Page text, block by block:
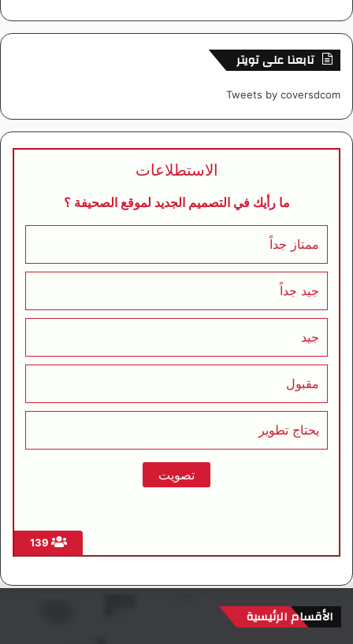
تابعنا على تويتر
Tweets by coversdcom
الاستطلاعات
ما رأيك في التصميم الجديد لموقع الصحيفة ؟
ممتاز جداً
جيد جداً
جيد
مقبول
يحتاج تطوير
الأقسام الرئيسية